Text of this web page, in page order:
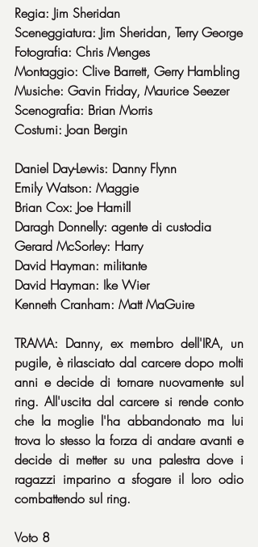
Regia: Jim Sheridan
Sceneggiatura: Jim Sheridan, Terry George
Fotografia: Chris Menges
Montaggio: Clive Barrett, Gerry Hambling
Musiche: Gavin Friday, Maurice Seezer
Scenografia: Brian Morris
Costumi: Joan Bergin
Daniel Day-Lewis: Danny Flynn
Emily Watson: Maggie
Brian Cox: Joe Hamill
Daragh Donnelly: agente di custodia
Gerard McSorley: Harry
David Hayman: militante
David Hayman: Ike Wier
Kenneth Cranham: Matt MaGuire
TRAMA: Danny, ex membro dell'IRA, un
pugile, è rilasciato dal carcere dopo molti
anni e decide di tornare nuovamente sul
ring. All'uscita dal carcere si rende conto
che la moglie l'ha abbandonato ma lui
trova lo stesso la forza di andare avanti e
decide di metter su una palestra dove i
ragazzi imparino a sfogare il loro odio
combattendo sul ring.
Voto 8